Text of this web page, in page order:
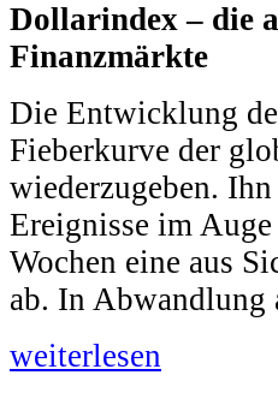
Dollarindex – die
Finanzmärkte
Die Entwicklung
Fieberkurve der
wiederzugeben.
Ereignisse im
Wochen eine aus
ab. In Abwandlung
weiterlesen